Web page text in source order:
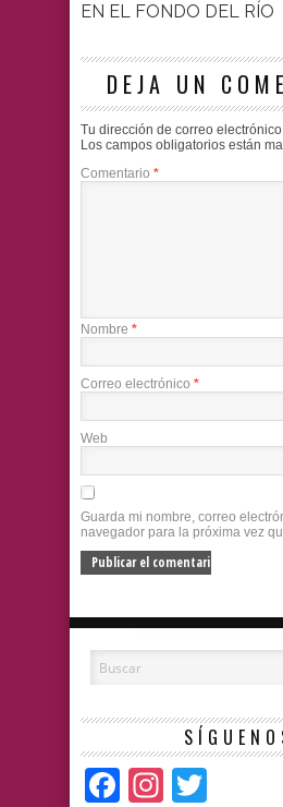
EN EL FONDO DEL RÍO
DEJA UN
Tu dirección de correo
Los campos obligatorios están
Comentario *
Nombre *
Correo electrónico *
Web
Guarda mi nombre, correo
navegador para la próxima vez
Facebook